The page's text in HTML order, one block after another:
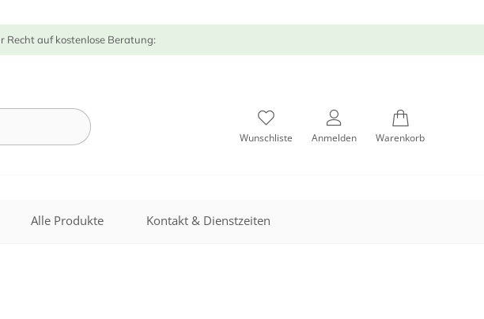
Recht auf kostenlose Beratung:
Wunschliste Anmelden Warenkorb
Alle Produkte Kontakt & Dienstzeiten